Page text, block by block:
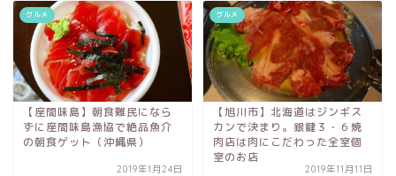
グルメ
【座間味島】朝食難民になら
ずに座間味島漁協で絶品魚介
の朝食ゲット（沖縄県）
2019年1月24日
グルメ
【旭川市】北海道はジンギス
カンで決まり。銀鍵３・６焼
肉店は肉にこだわった全室個
室のお店
2019年11月11日